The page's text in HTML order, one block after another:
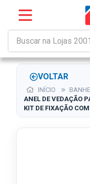
VOLTAR
INÍCIO
ANEL DE VEDAÇÃO
KIT DE FIXAÇÃO